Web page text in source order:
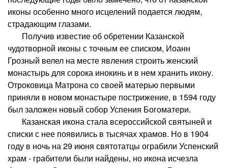
иконы особенно много исцелений подается людям,
страдающим глазами.
Получив известие об обретении Казанской
чудотворной иконы с точным ее списком, Иоанн
Грозный велел на месте явления строить женский
монастырь для сорока инокинь и в нем хранить икону.
Отроковица Матрона со своей матерью первыми
приняли в новом монастыре пострижение, в 1594 году
был заложен новый собор Успения Богоматери.
Казанская икона стала всероссийской святыней и
списки с нее появились в тысячах храмов. Но в 1904
году в ночь на 29 июня святотатцы ограбили Успенский
храм - грабители были найдены, но икона исчезла